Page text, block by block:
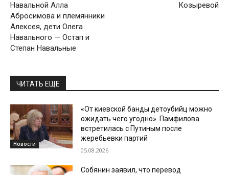
Навальной Алла
Абросимова и племянники
Алексея, дети Олега
Навального — Остап и
Степан Навальные
Козыревой
ЧИТАТЬ ЕЩЕ
Новости
«От киевской банды детоубийц можно
ожидать чего угодно». Памфилова
встретилась с Путиным после
жеребьевки партий
05.08.2026
Собянин заявил, что перевод